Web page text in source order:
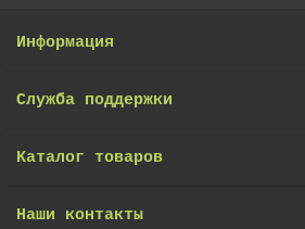
Информация
Служба поддержки
Каталог товаров
Наши контакты